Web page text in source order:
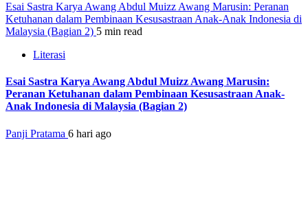
Esai Sastra Karya Awang Abdul Muizz Awang Marusin: Peranan
Ketuhanan dalam Pembinaan Kesusastraan Anak-Anak Indonesia di
Malaysia (Bagian 2) 5 min read
Literasi
Esai Sastra Karya Awang Abdul Muizz Awang Marusin:
Peranan Ketuhanan dalam Pembinaan Kesusastraan Anak-
Anak Indonesia di Malaysia (Bagian 2)
Panji Pratama 6 hari ago